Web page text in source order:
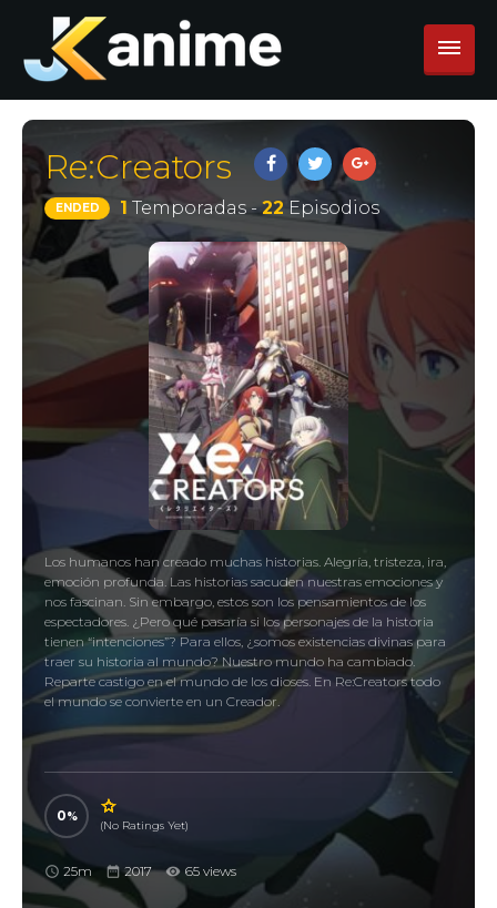
Re:Creators
ENDED 1 Temporadas -22 Episodios
Los humanos han creado muchas historias. Alegría, tristeza, ira,
emoción profunda. Las historias sacuden nuestras emociones y
nos fascinan. Sin embargo, estos son los pensamientos de los
espectadores. ¿Pero qué pasaría si los personajes de la historia
tienen “intenciones”? Para ellos, ¿somos existencias divinas para
traer su historia al mundo? Nuestro mundo ha cambiado.
Reparte castigo en el mundo de los dioses. En Re:Creators todo
el mundo se convierte en un Creador.
0
(No Ratings Yet)
25m 2017 65 views